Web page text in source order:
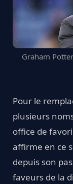
Graham
Pour le
plusieurs
office de
affirme en ce
depuis son
faveurs de la